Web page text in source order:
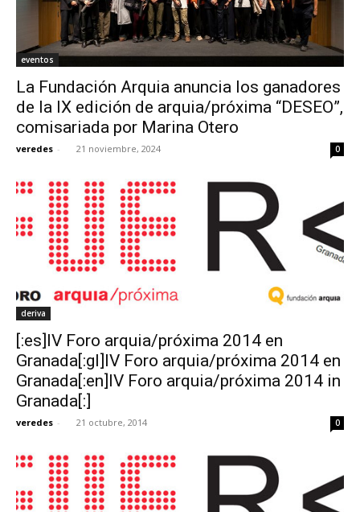
eventos
La Fundación Arquia anuncia los ganadores
de la IX edición de arquia/próxima “DESEO”,
comisariada por Marina Otero
veredes - 21 noviembre, 2024 0
deriva
[:es]IV Foro arquia/próxima 2014 en
Granada[:gl]IV Foro arquia/próxima 2014 en
Granada[:en]IV Foro arquia/próxima 2014 in
Granada[:]
veredes - 21 octubre, 2014 0